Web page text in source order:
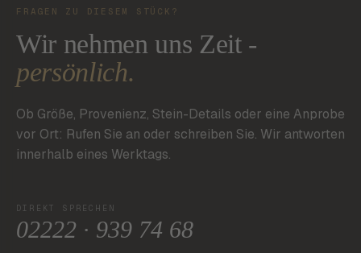
FRAGEN ZU DIESEM STÜCK?
Wir nehmen uns Zeit -
persönlich.
Ob Größe, Provenienz, Stein-Details oder eine Anprobe
vor Ort: Rufen Sie an oder schreiben Sie. Wir antworten
innerhalb eines Werktags.
DIREKT SPRECHEN
02222 · 939 74 68